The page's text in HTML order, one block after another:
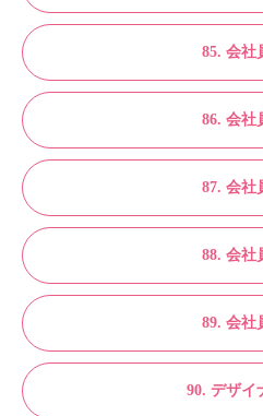
85. 会社
86. 会社
87. 会社
88. 会社
89. 会社
90. デザイ